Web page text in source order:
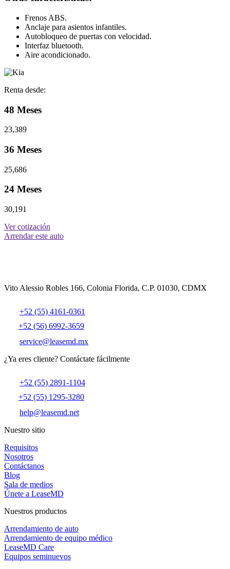
Frenos ABS.
Anclaje para asientos infantiles.
Autobloqueo de puertas con velocidad.
Interfaz bluetooth.
Aire acondicionado.
Renta desde:
48 Meses
23,389
36 Meses
25,686
24 Meses
30,191
Ver cotización
Arrendar este auto
Vito Alessio Robles 166, Colonia Florida, C.P. 01030, CDMX
+52 (55) 4161-0361
+52 (56) 6992-3659
service@leasemd.mx
¿Ya eres cliente? Contáctate fácilmente
+52 (55) 2891-1104
+52 (55) 1295-3280
help@leasemd.net
Nuestro sitio
Requisitos
Nosotros
Contáctanos
Blog
Sala de medios
Únete a LeaseMD
Nuestros productos
Arrendamiento de auto
Arrendamiento de equipo médico
LeaseMD Care
Equipos seminuevos